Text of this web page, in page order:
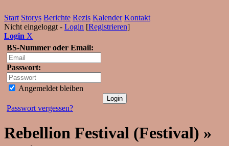
Start Storys Berichte Rezis Kalender Kontakt
Nicht eingeloggt - Login [Registrieren]
Login X
BS-Nummer oder Email:
Passwort:
Angemeldet bleiben
Passwort vergessen?
Rebellion Festival (Festival) »